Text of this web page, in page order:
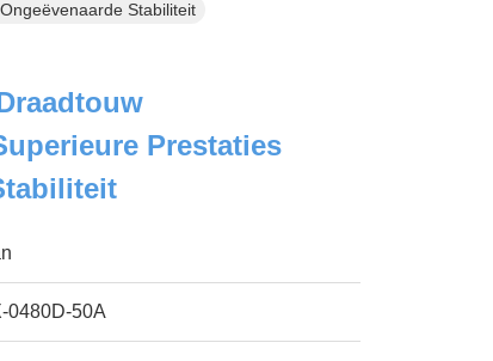
Stabiliteit
Prestaties
0480D-50A